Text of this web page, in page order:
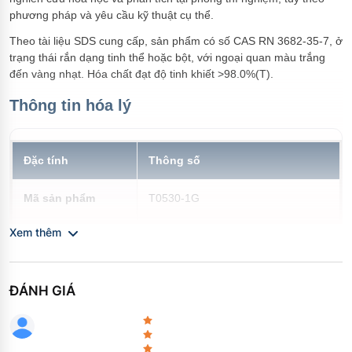
phương pháp và yêu cầu kỹ thuật cụ thể.
Theo tài liệu SDS cung cấp, sản phẩm có số CAS RN 3682-35-7, ở
trạng thái rắn dạng tinh thể hoặc bột, với ngoại quan màu trắng
đến vàng nhạt. Hóa chất đạt độ tinh khiết >98.0%(T).
Thông tin hóa lý
Đặc tính Thông số
Mã sản phẩm T0530-1G
CAS RN
lượng
Trạng thái vật lý Rắn (Tinh thể - Bột)
Xem thêm
ĐÁNH GIÁ
(Category 2A)